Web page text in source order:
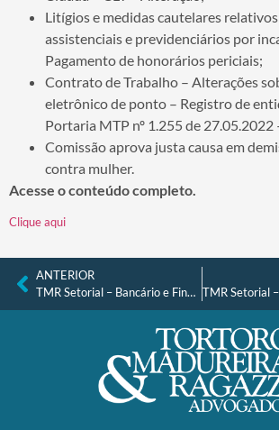
Litígios e medidas cautelares
assistenciais e previdenciários por
Pagamento de honorários periciais;
Contrato de Trabalho – Alterações
eletrônico de ponto – Registro de
Portaria MTP nº 1.255 de 27.05.2022
Comissão aprova justa causa em
contra mulher.
Acesse o conteúdo completo.
Clique aqui
ANTERIOR
TMR Setorial – Bancário e Financeiro nº 14 de 27.06.2022